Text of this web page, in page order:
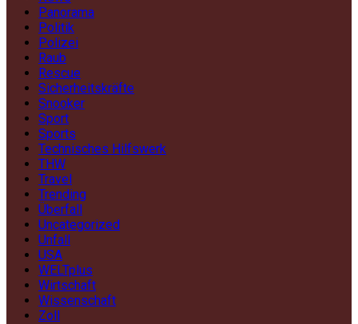
Panorama
Politik
Polizei
Raub
Rescue
Sicherheitskräfte
Snooker
Sport
Sports
Technisches Hilfswerk
THW
Travel
Trending
Überfall
Uncategorized
Unfall
USA
WELTplus
Wirtschaft
Wissenschaft
Zoll